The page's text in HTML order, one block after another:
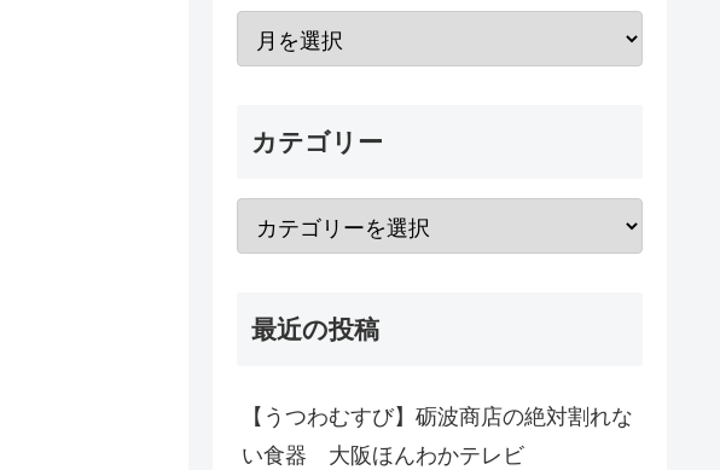
カテゴリー
最近の投稿
【うつわむすび】砺波商店の絶対割れな
い食器 大阪ほんわかテレビ